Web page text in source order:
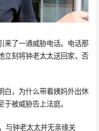
来了一通威胁电话。电话那
立刻将钟老太太送回家，否
白，为什么带着姨妈外出休
被威胁告上法庭。
与钟老太太并无亲缘关